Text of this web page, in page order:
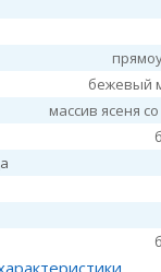
бежевый
массив ясеня